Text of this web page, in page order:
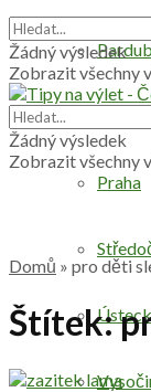
Praha
Žádný výsledek
Zobrazit všechny
Žádný výsledek
Zobrazit všechny
Domů » pro děti
Štítek: